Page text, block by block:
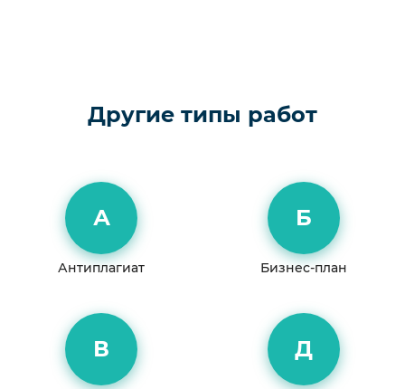
Другие типы работ
А
Антиплагиат
Б
Бизнес-план
В Д